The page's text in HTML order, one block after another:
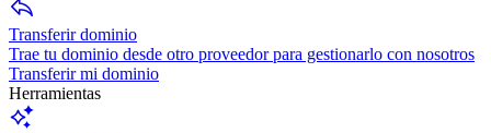
Transferir dominio
Trae tu dominio desde otro proveedor para gestionarlo con nosotros
Transferir mi dominio
Herramientas